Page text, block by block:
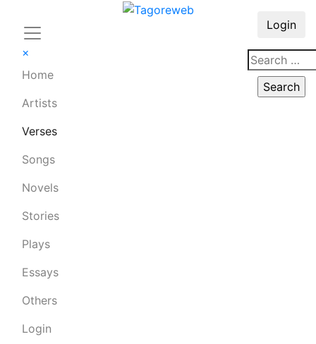
×
Home
Artists
Verses
Songs
Novels
Stories
Plays
Essays
Others
Login
Login